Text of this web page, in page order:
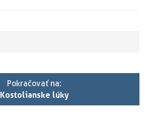
Pokračovať na:
Kostolianske lúky